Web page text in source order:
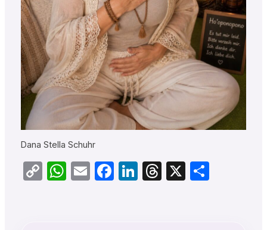
Dana Stella Schuhr
CopyWhatsApp
EmailFacebook
LinkedIn
Threads
X Teilen